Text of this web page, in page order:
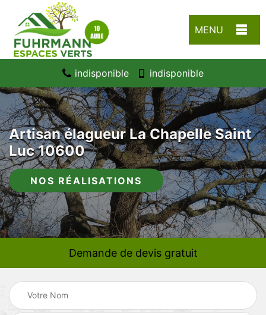
MENU
indisponible indisponible
Artisan élagueur La Chapelle Saint
Luc 10600
NOS RÉALISATIONS
Demande de devis gratuit